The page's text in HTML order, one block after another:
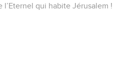
l’Eternel qui habite Jérusalem !